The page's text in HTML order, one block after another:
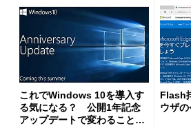
これでWindows 10を導入す
る気になる？ 公開1年記念
アップデートで変わること
Flash
ウザ